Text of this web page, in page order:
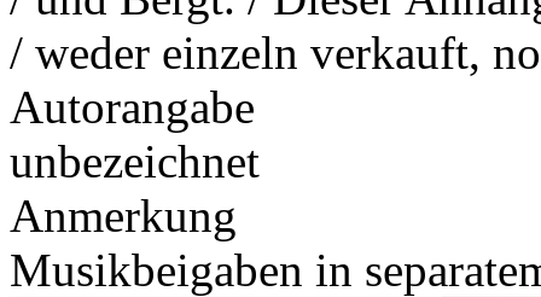
/ weder einzeln verkauft,
Autorangabe
unbezeichnet
Anmerkung
Musikbeigaben in